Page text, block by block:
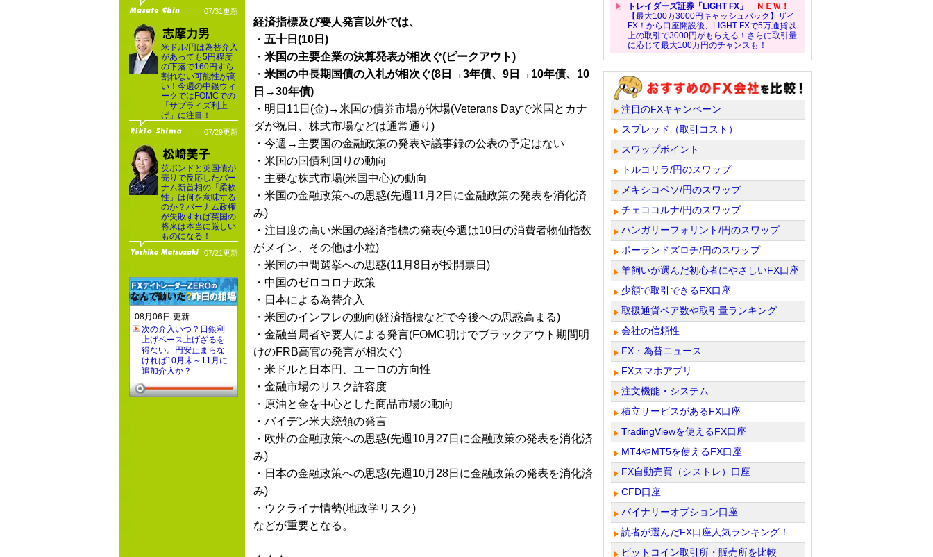
経済指標及び要人発言以外では、
・ 五十日(10日)
・ 米国の主要企業の決算発表が相次ぐ(ピークアウト)
・ 米国の中長期国債の入札が相次ぐ(8日→3年債、9日→10年債、10
日→30年債)
・明日11日(金)→米国の債券市場が休場(Veterans Dayで米国とカナ
ダが祝日、株式市場などは通常通り)
・今週→主要国の金融政策の発表や議事録の公表の予定はない
・米国の国債利回りの動向
・主要な株式市場(米国中心)の動向
・米国の金融政策への思惑(先週11月2日に金融政策の発表を消化済
み)
・注目度の高い米国の経済指標の発表(今週は10日の消費者物価指数
がメイン、その他は小粒)
・米国の中間選挙への思惑(11月8日が投開票日)
・中国のゼロコロナ政策
・日本による為替介入
・米国のインフレの動向(経済指標などで今後への思惑高まる)
・金融当局者や要人による発言(FOMC明けでブラックアウト期間明
けのFRB高官の発言が相次ぐ)
・米ドルと日本円、ユーロの方向性
・金融市場のリスク許容度
・原油と金を中心とした商品市場の動向
・バイデン米大統領の発言
・欧州の金融政策への思惑(先週10月27日に金融政策の発表を消化済
み)
・日本の金融政策への思惑(先週10月28日に金融政策の発表を消化済
み)
・ウクライナ情勢(地政学リスク)
などが重要となる。
トレイダーズ証券「LIGHT FX」
ＮＥＷ！
【最大100万3000円キャッシュバック】ザイ
FX！から口座開設後、LIGHT FXで5万通貨以
上の取引で3000円がもらえる！さらに取引量
に応じて最大100万円のチャンスも！
注目のFXキャンペーン
スプレッド（取引コスト）
スワップポイント
トルコリラ/円のスワップ
メキシコペソ/円のスワップ
チェココルナ/円のスワップ
ハンガリーフォリント/円のスワップ
ポーランドズロチ/円のスワップ
羊飼いが選んだ初心者にやさしいFX口座
少額で取引できるFX口座
取扱通貨ペア数や取引量ランキング
会社の信頼性
FX・為替ニュース
FXスマホアプリ
注文機能・システム
積立サービスがあるFX口座
TradingViewを使えるFX口座
MT4やMT5を使えるFX口座
FX自動売買（シストレ）口座
CFD口座
バイナリーオプション口座
読者が選んだFX口座人気ランキング！
ビットコイン取引所・販売所を比較
07/31更新
米ドル/円は為替介入
があっても5円程度
の下落で160円すら
割れない可能性が高
い！今週の中銀ウィ
ークではFOMCでの
「サプライズ利上
げ」に注目！
07/29更新
英ポンドと英国債が
売りで反応したバー
ナム新首相の「柔軟
性」は何を意味する
のか？バーナム政権
が失敗すれば英国の
将来は本当に厳しい
ものになる！
07/21更新
08月06日 更新
次の介入いつ？日銀利
上げペース上げざるを
得ない。円安止まらな
ければ10月末～11月に
追加介入か？